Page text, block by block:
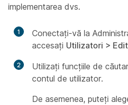
implementarea dvs.
1
Conectați-vă la
accesați Utilizatori >
2
Utilizați funcțiile de
contul de utilizator.
De asemenea, puteți